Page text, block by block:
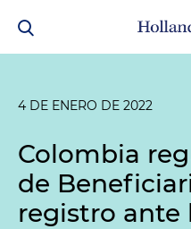
4 DE ENERO DE 2022
Colombia
de
registro ante